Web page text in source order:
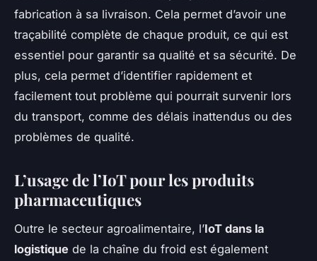
fabrication à sa livraison. Cela permet d’avoir une
traçabilité complète de chaque produit, ce qui est
essentiel pour garantir sa qualité et sa sécurité. De
plus, cela permet d’identifier rapidement et
facilement tout problème qui pourrait survenir lors
du transport, comme des délais inattendus ou des
problèmes de qualité.
L’usage de l’IoT pour les produits
pharmaceutiques
Outre le secteur agroalimentaire, l’IoT dans la
logistique de la chaîne du froid est également